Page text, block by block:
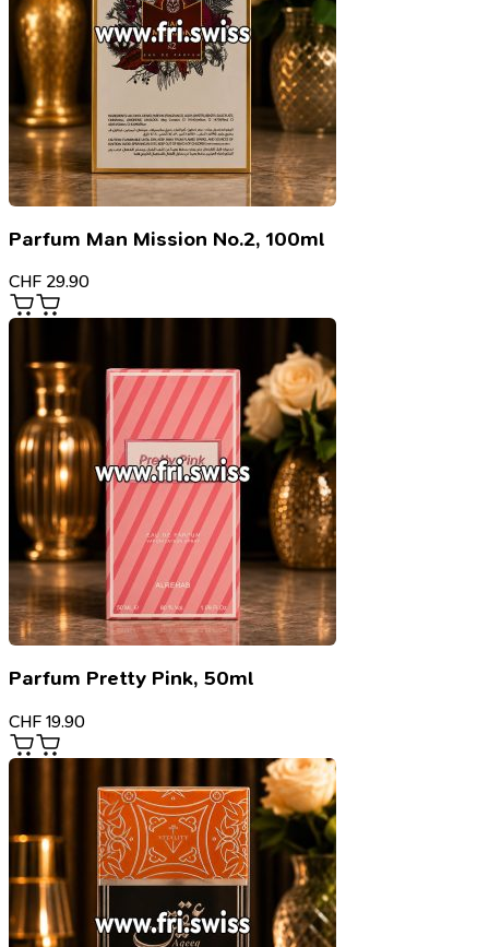
Parfum Man Mission No.2, 100ml
CHF 29.90
Parfum Pretty Pink, 50ml
CHF 19.90